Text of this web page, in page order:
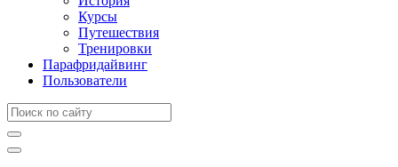
Курсы
Путешествия
Тренировки
Парафридайвинг
Пользователи